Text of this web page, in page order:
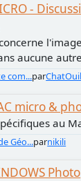
-
aucune
com...par
micro &
au
Géo...parnikili
Photo